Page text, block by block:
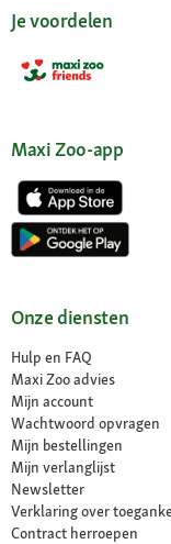
Je voordelen
Maxi Zoo-app
Onze diensten
Hulp en FAQ
Maxi Zoo advies
Mijn account
Wachtwoord opvragen
Mijn bestellingen
Mijn verlanglijst
Newsletter
Verklaring over
Contract herroepen